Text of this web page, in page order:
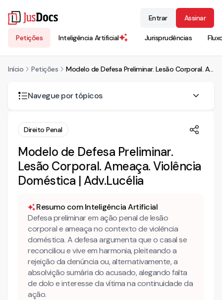
Petições Inteligência Artificial Jurisprudências
Entrar Assinar
Início Petições Modelo de Defesa Preliminar. Lesão Corporal. Ameaça. Violência Doméstica | Adv.Lucélia
Navegue por tópicos
DEFESA PRELIMINAR
Direito Penal
Modelo de Defesa Preliminar.
Lesão Corporal. Ameaça. Violência
Doméstica | Adv.Lucélia
Resumo com Inteligência Artificial
Defesa preliminar em ação penal de lesão
corporal e ameaça no contexto de violência
doméstica. A defesa argumenta que o casal se
reconciliou e vive em harmonia, pleiteando a
rejeição da denúncia ou, alternativamente, a
absolvição sumária do acusado, alegando falta
de dolo e interesse da vítima na continuidade da
ação.